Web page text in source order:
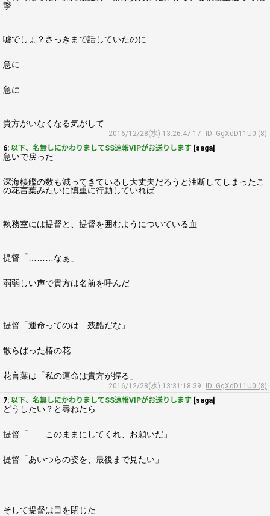
撃
嘘でしょ？さっきまで話していたのに
急に
急に
貴方がいなくなる気がして
2016/12/28(水) 13:26:47.17
ID: GgXdD11U0 (8)
6: 以下、名無しにかわりましてSS速報VIPがお送りします [saga]
急いで戻った
深海棲艦の数も減ってきているし大丈夫だろうと油断してしまったこ
の花言葉みたいに慎重に行動していれば
執務室には提督と、提督を囲むようについている血
提督「………なぁ」
弱弱しい声で貴方は名前を呼んだ
提督「運命ってのは…残酷だな」
散らばった椿の花
花言葉は「私の運命は貴方が握る」
2016/12/28(水) 13:31:18.39
ID: GgXdD11U0 (8)
7: 以下、名無しにかわりましてSS速報VIPがお送りします [saga]
どうしたい？と尋ねたら
提督「……このままにしてくれ、お願いだ」
提督「あいつらの姿を、最後まで見たい」
そして提督は目を閉じた